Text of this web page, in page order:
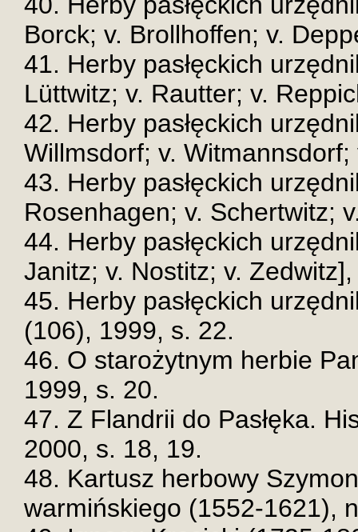
Borck; v. Brollhoffen; v.
41. Herby pasłęckich
Lüttwitz; v. Rautter; v.
42. Herby pasłęckich
Willmsdorf; v.
43. Herby pasłęckich
Rosenhagen; v. Schertwitz;
44. Herby pasłęckich
Janitz; v. Nostitz; v.
45. Herby pasłęckich
(106), 1999, s. 22.
46. O starożytnym herbie
1999, s. 20.
47. Z Flandrii do Pasłęka.
2000, s. 18, 19.
48. Kartusz herbowy
warmińskiego (1552-1621),